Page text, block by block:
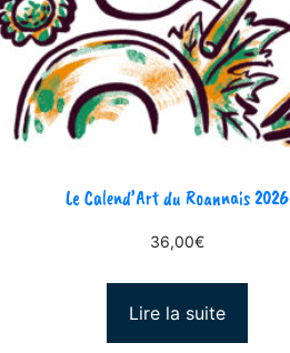
Le Calend’Art du Roannais 2026
36,00€
Lire la suite